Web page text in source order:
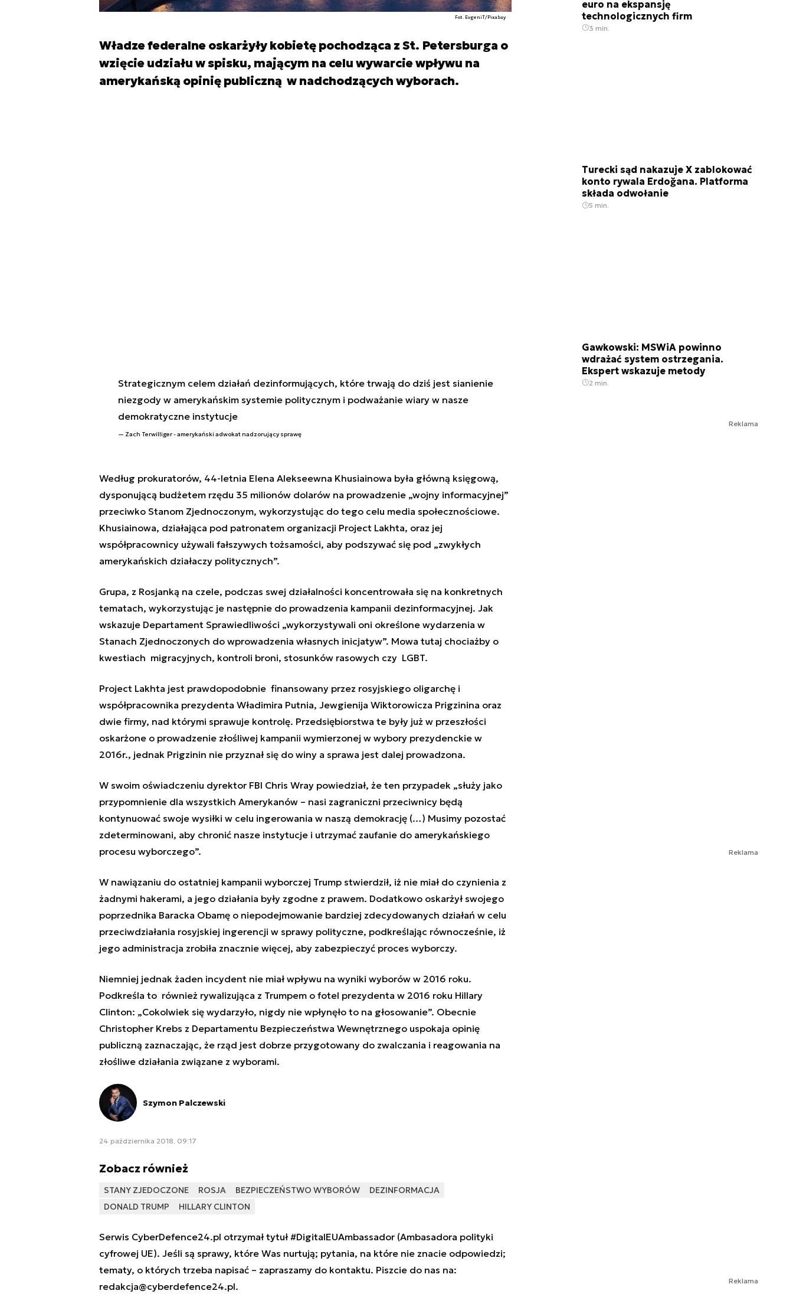
Fot. EvgeniT/Pixabay
Władze federalne oskarżyły kobietę pochodząca z St. Petersburga o
wzięcie udziału w spisku, mającym na celu wywarcie wpływu na
amerykańską opinię publiczną w nadchodzących wyborach.
Strategicznym celem działań dezinformujących, które trwają do dziś jest sianienie
niezgody w amerykańskim systemie politycznym i podważanie wiary w nasze
demokratyczne instytucje
Zach Terwilliger - amerykański adwokat nadzorujący sprawę
Według prokuratorów, 44-letnia Elena Alekseewna Khusiainowa była główną księgową,
dysponującą budżetem rzędu 35 milionów dolarów na prowadzenie „wojny informacyjnej”
przeciwko Stanom Zjednoczonym, wykorzystując do tego celu media społecznościowe.
Khusiainowa, działająca pod patronatem organizacji Project Lakhta, oraz jej
współpracownicy używali fałszywych tożsamości, aby podszywać się pod „zwykłych
amerykańskich działaczy politycznych”.
Grupa, z Rosjanką na czele, podczas swej działalności koncentrowała się na konkretnych
tematach, wykorzystując je następnie do prowadzenia kampanii dezinformacyjnej. Jak
wskazuje Departament Sprawiedliwości „wykorzystywali oni określone wydarzenia w
Stanach Zjednoczonych do wprowadzenia własnych inicjatyw”. Mowa tutaj chociażby o
kwestiach migracyjnych, kontroli broni, stosunków rasowych czy LGBT.
Project Lakhta jest prawdopodobnie finansowany przez rosyjskiego oligarchę i
współpracownika prezydenta Władimira Putnia, Jewgienija Wiktorowicza Prigzinina oraz
dwie firmy, nad którymi sprawuje kontrolę. Przedsiębiorstwa te były już w przeszłości
oskarżone o prowadzenie złośliwej kampanii wymierzonej w wybory prezydenckie w
2016r., jednak Prigzinin nie przyznał się do winy a sprawa jest dalej prowadzona.
W swoim oświadczeniu dyrektor FBI Chris Wray powiedział, że ten przypadek „służy jako
przypomnienie dla wszystkich Amerykanów – nasi zagraniczni przeciwnicy będą
kontynuować swoje wysiłki w celu ingerowania w naszą demokrację (…) Musimy pozostać
zdeterminowani, aby chronić nasze instytucje i utrzymać zaufanie do amerykańskiego
procesu wyborczego”.
W nawiązaniu do ostatniej kampanii wyborczej Trump stwierdził, iż nie miał do czynienia z
żadnymi hakerami, a jego działania były zgodne z prawem. Dodatkowo oskarżył swojego
poprzednika Baracka Obamę o niepodejmowanie bardziej zdecydowanych działań w celu
przeciwdziałania rosyjskiej ingerencji w sprawy polityczne, podkreślając równocześnie, iż
jego administracja zrobiła znacznie więcej, aby zabezpieczyć proces wyborczy.
Niemniej jednak żaden incydent nie miał wpływu na wyniki wyborów w 2016 roku.
Podkreśla to również rywalizująca z Trumpem o fotel prezydenta w 2016 roku Hillary
Clinton: „Cokolwiek się wydarzyło, nigdy nie wpłynęło to na głosowanie”. Obecnie
Christopher Krebs z Departamentu Bezpieczeństwa Wewnętrznego uspokaja opinię
publiczną zaznaczając, że rząd jest dobrze przygotowany do zwalczania i reagowania na
złośliwe działania związane z wyborami.
Szymon Palczewski
24 października 2018, 09:17
Zobacz również
STANY ZJEDOCZONE ROSJA BEZPIECZEŃSTWO WYBORÓW
DEZINFORMACJA
DONALD TRUMP
HILLARY CLINTON
Serwis CyberDefence24.pl otrzymał tytuł #DigitalEUAmbassador (Ambasadora polityki
cyfrowej UE). Jeśli są sprawy, które Was nurtują; pytania, na które nie znacie odpowiedzi;
tematy, o których trzeba napisać – zapraszamy do kontaktu. Piszcie do nas na:
redakcja@cyberdefence24.pl.
euro na ekspansję
technologicznych firm
3 min.
Turecki sąd nakazuje X zablokować
konto rywala Erdoğana. Platforma
składa odwołanie
5 min.
Gawkowski: MSWiA powinno
wdrażać system ostrzegania.
Ekspert wskazuje metody
2 min.
Reklama
Reklama
Reklama